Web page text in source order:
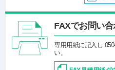
FAXでお問い
専用用紙に記入し
い。